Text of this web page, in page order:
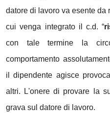
datore di lavoro va esente
cui venga integrato il c.d. “
con tale termine la
comportamento
il dipendente agisce
altri. L'onere di provare la
grava sul datore di lavoro.